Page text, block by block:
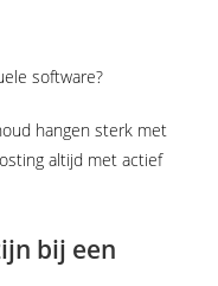
software?
hangen sterk met
altijd met actief
bij een